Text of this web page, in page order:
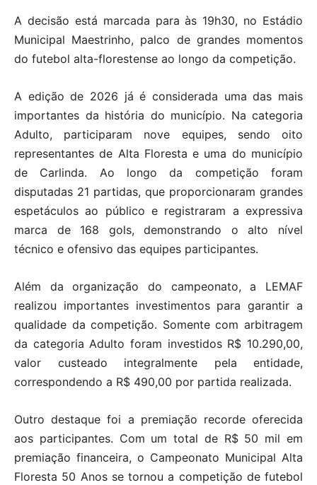
A decisão está marcada para às 19h30, no Estádio
Municipal Maestrinho, palco de grandes momentos
do futebol alta-florestense ao longo da competição.
A edição de 2026 já é considerada uma das mais
importantes da história do município. Na categoria
Adulto, participaram nove equipes, sendo oito
representantes de Alta Floresta e uma do município
de Carlinda. Ao longo da competição foram
disputadas 21 partidas, que proporcionaram grandes
espetáculos ao público e registraram a expressiva
marca de 168 gols, demonstrando o alto nível
técnico e ofensivo das equipes participantes.
Além da organização do campeonato, a LEMAF
realizou importantes investimentos para garantir a
qualidade da competição. Somente com arbitragem
da categoria Adulto foram investidos R$ 10.290,00,
valor custeado integralmente pela entidade,
correspondendo a R$ 490,00 por partida realizada.
Outro destaque foi a premiação recorde oferecida
aos participantes. Com um total de R$ 50 mil em
premiação financeira, o Campeonato Municipal Alta
Floresta 50 Anos se tornou a competição de futebol